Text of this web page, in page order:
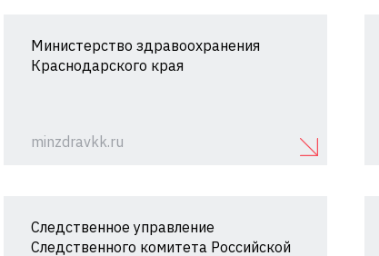
Министерство здравоохранения
Краснодарского края
minzdravkk.ru
Следственное управление
Следственного комитета Российской